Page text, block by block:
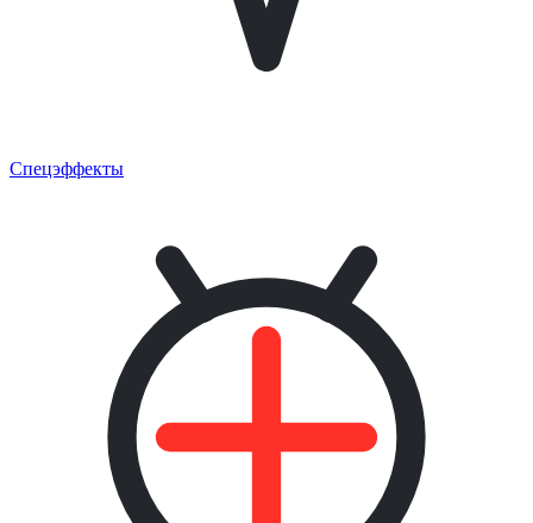
Спецэффекты